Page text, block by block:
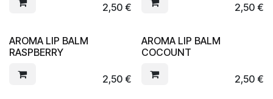
2,50€ 2,50€
AROMA LIP BALM
RASPBERRY
2,50€
AROMA LIP BALM
COCOUNT
2,50€